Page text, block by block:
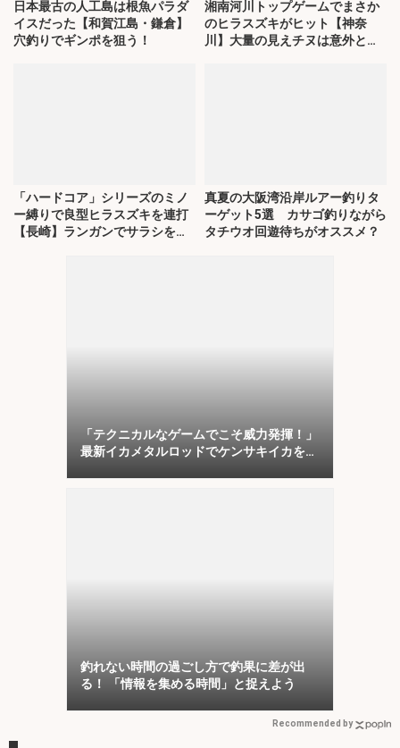
日本最古の人工島は根魚パラダ
イスだった【和賀江島・鎌倉】
穴釣りでギンポを狙う！
湘南河川トップゲームでまさか
のヒラスズキがヒット【神奈
川】大量の見えチヌは意外と難
「ハードコア」シリーズのミノ
ー縛りで良型ヒラスズキを連打
【長崎】ランガンでサラシを攻
真夏の大阪湾沿岸ルアー釣りタ
ーゲット5選 カサゴ釣りながら
タチウオ回遊待ちがオススメ？
「テクニカルなゲームでこそ威力発揮！」
最新イカメタルロッドでケンサキイカを攻
釣れない時間の過ごし方で釣果に差が出
る！ 「情報を集める時間」と捉えよう
Recommended by